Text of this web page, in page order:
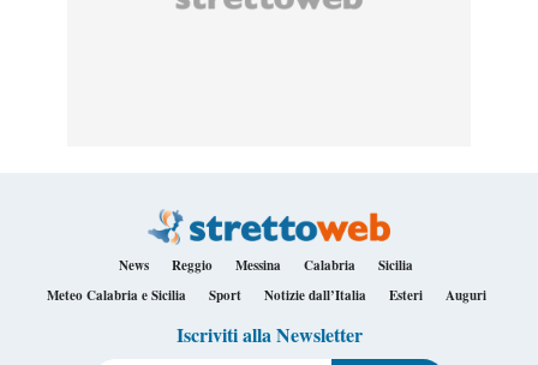
News Reggio Messina Calabria
Sicilia
Meteo Calabria e Sicilia
Sport Notizie dall’Italia Esteri Auguri
Iscriviti alla Newsletter